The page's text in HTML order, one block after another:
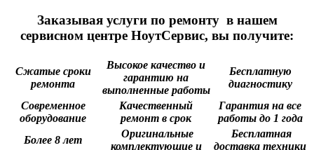
Заказывая услуги по ремонту в нашем
сервисном центре НоутСервис, вы получите:
Сжатые сроки
ремонта
Высокое качество и
гарантию на
выполненные работы
Бесплатную
диагностику
Современное
оборудование
Качественный
ремонт в срок
Гарантия на все
работы до 1 года
Более 8 лет
Оригинальные
комплектующие и
Бесплатная
доставка техники